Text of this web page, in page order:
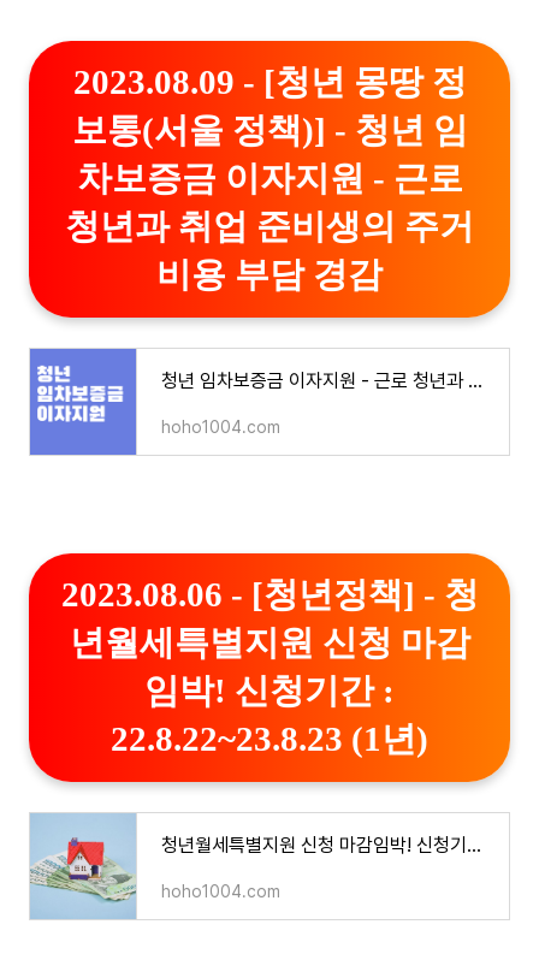
2023.08.09 - [청년 몽땅 정
보통(서울 정책)] - 청년 임
차보증금 이자지원 - 근로
청년과 취업 준비생의 주거
비용 부담 경감
청년 임차보증금 이자지원 - 근로 청년과 취업 준비생의 주거비용 부담 경감
hoho1004.com
2023.08.06 - [청년정책] - 청
년월세특별지원 신청 마감
임박! 신청기간 :
22.8.22~23.8.23 (1년)
청년월세특별지원 신청 마감임박! 신청기간 : 22.8.22~23.8.23 (1년)
hoho1004.com